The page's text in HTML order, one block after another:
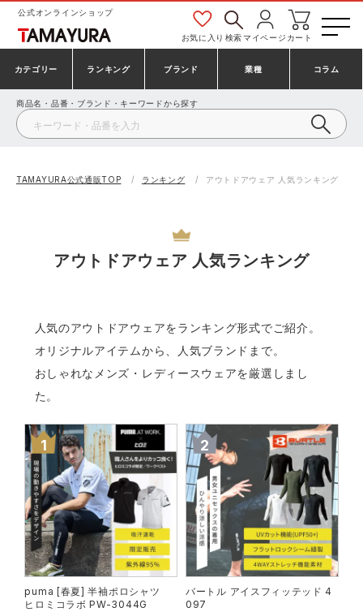
公式オンラインショップ
お気に入り 検索マイページ カート
カテゴリー
安全靴・作業靴
シューズ
防寒着
作業用手袋
アウトドア・スポーツ
ワークスーツ
コンプレッションウェア
作業用ポロシャツ
ランキング
安全靴ランキング
安全靴スニーカーランキング
ミズノ安全靴ランキング
作業着ランキング
アウトドアウェアランキング
つなぎランキング
空調服ランキング
コンプレッションウェアランキング
ブランド
アシックス
プーマ コンバース（CONVERSE）
寅壱 アイトス株式会社
コーコス ジーベック
クロダルマ 桑和
山田辰 クレヒフク
おたふく手袋 マック
住商モンブラン ボンマックス
業種
建設・建築作業服
製造・工場作業服
農作業服
電気・設備作業服
配達・営業作業服
自動車整備士作業服
DIY・日曜大工作業服
飲食店ユニフォーム
コラム
商品名・品番・ブランド・キーワードから探す
TAMAYURA公式通販TOP ランキング アウトドアウェア 人気ランキング
アウトドアウェア 人気ランキング
人気のアウトドアウェアをランキング形式でご紹介。
オリジナルアイテムから、人気ブランドまで。
おしゃれなメンズ・レディースウェアを厳選しまし
た。
puma [春夏] 半袖ポロシャツ
ヒロミコラボ PW-3044G
バートル アイスフィッテッド 4
097